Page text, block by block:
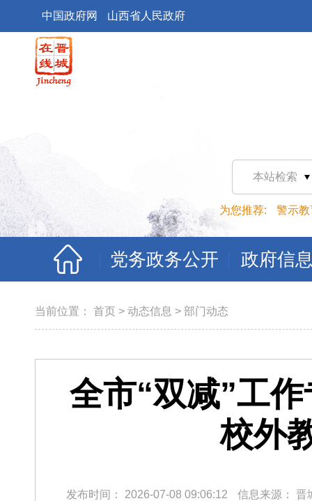
中国政府网 山西省人民政府
本站检索
为您推荐: 警示教
党务政务公开 政府信
当前位置： 首页 > 动态信息 > 部门动态
全市“双减”工
校外
发布时间： 2026-07-08 09:06:12 信息来源： 晋